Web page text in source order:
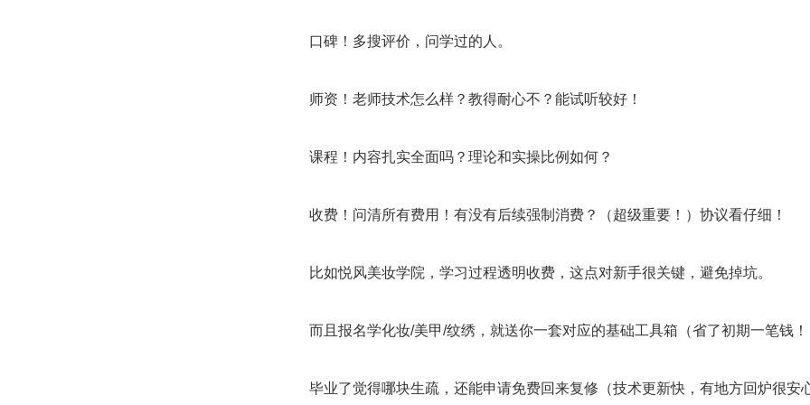
口碑！多搜评价，问学过的人。
师资！老师技术怎么样？教得耐心不？能试听较好！
课程！内容扎实全面吗？理论和实操比例如何？
收费！问清所有费用！有没有后续强制消费？（超级重要！）协议看仔细！
比如悦风美妆学院，学习过程透明收费，这点对新手很关键，避免掉坑。
而且报名学化妆/美甲/纹绣，就送你一套对应的基础工具箱（省了初期一笔钱！
毕业了觉得哪块生疏，还能申请免费回来复修（技术更新快，有地方回炉很安